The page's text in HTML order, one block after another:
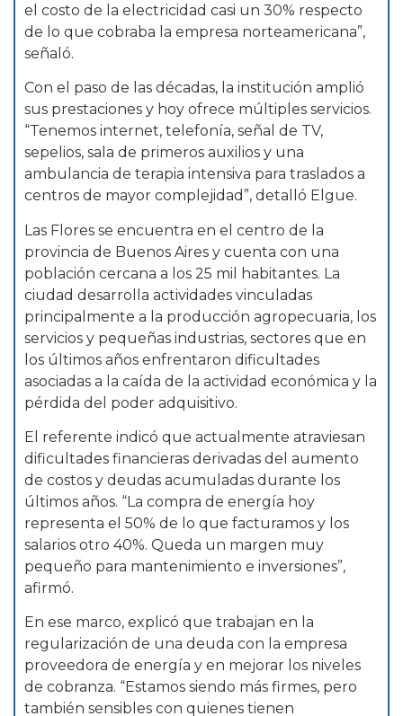
el costo de la electricidad casi un 30% respecto
de lo que cobraba la empresa norteamericana”,
señaló.
Con el paso de las décadas, la institución amplió
sus prestaciones y hoy ofrece múltiples servicios.
“Tenemos internet, telefonía, señal de TV,
sepelios, sala de primeros auxilios y una
ambulancia de terapia intensiva para traslados a
centros de mayor complejidad”, detalló Elgue.
Las Flores se encuentra en el centro de la
provincia de Buenos Aires y cuenta con una
población cercana a los 25 mil habitantes. La
ciudad desarrolla actividades vinculadas
principalmente a la producción agropecuaria, los
servicios y pequeñas industrias, sectores que en
los últimos años enfrentaron dificultades
asociadas a la caída de la actividad económica y la
pérdida del poder adquisitivo.
El referente indicó que actualmente atraviesan
dificultades financieras derivadas del aumento
de costos y deudas acumuladas durante los
últimos años. “La compra de energía hoy
representa el 50% de lo que facturamos y los
salarios otro 40%. Queda un margen muy
pequeño para mantenimiento e inversiones”,
afirmó.
En ese marco, explicó que trabajan en la
regularización de una deuda con la empresa
proveedora de energía y en mejorar los niveles
de cobranza. “Estamos siendo más firmes, pero
también sensibles con quienes tienen